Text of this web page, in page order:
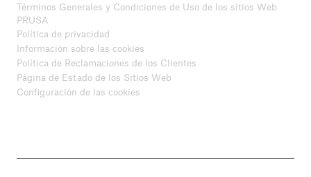
Términos Generales y Condiciones de Uso de los sitios Web
PRUSA
Política de privacidad
Información sobre las cookies
Política de Reclamaciones de los Clientes
Página de Estado de los Sitios Web
Configuración de las cookies